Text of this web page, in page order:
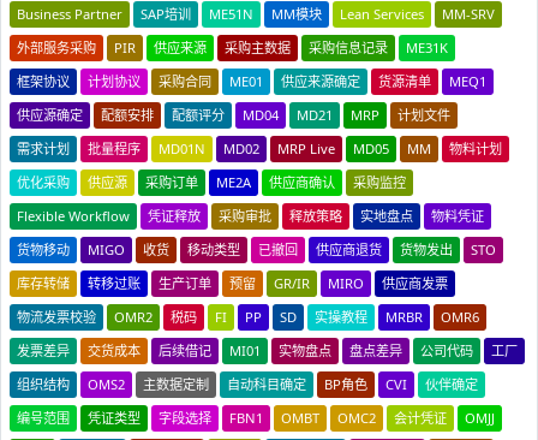
Business Partner
SAP培训 ME51N MM模块 Lean Services
MM-SRV
外部服务采购
PIR 供应来源 采购主数据 采购信息记录
ME31K
框架协议
计划协议 采购合同 ME01 供应来源确定 货源清单
MEQ1
供应源确定
配额安排 配额评分 MD04 MD21 MRP
计划文件
需求计划
批量程序 MD01N MD02 MRP Live MD05 MM
物料计划
优化采购
供应源 采购订单 ME2A 供应商确认
采购监控
Flexible Workflow
凭证释放 采购审批 释放策略 实地盘点
物料凭证
货物移动
MIGO 收货 移动类型 已撤回 供应商退货 货物发出
STO
库存转储
转移过账 生产订单 预留 GR/IR MIRO
供应商发票
物流发票校验
OMR2 税码 FI PP SD 实操教程 MRBR
OMR6
发票差异
交货成本 后续借记 MI01 实物盘点 盘点差异 公司代码
工厂
组织结构
OMS2 主数据定制 自动科目确定 BP角色 CVI
伙伴确定
编号范围
凭证类型 字段选择 FBN1 OMBT OMC2 会计凭证
OMJJ